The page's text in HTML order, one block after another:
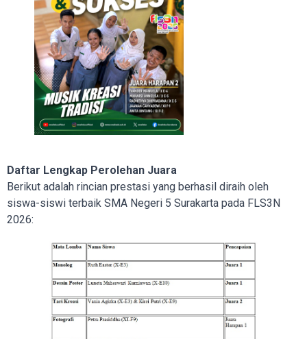
Daftar Lengkap Perolehan Juara
Berikut adalah rincian prestasi yang berhasil diraih oleh
siswa-siswi terbaik SMA Negeri 5 Surakarta pada FLS3N
2026: